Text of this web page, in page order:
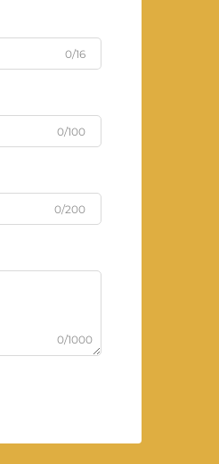
0/16
0/100
0/200
0/1000